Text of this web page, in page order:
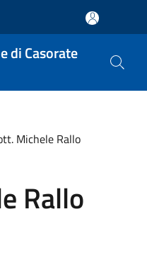
di Casorate
Michele Rallo
Rallo